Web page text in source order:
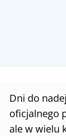
Dni do
oficjalnego
ale w wielu